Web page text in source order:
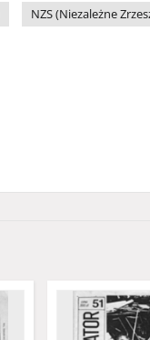
NZS (Niezależne